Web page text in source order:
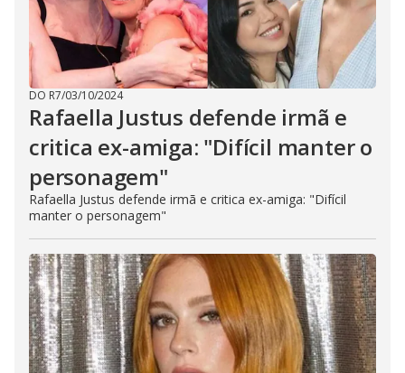
DO R7/03/10/2024
Rafaella Justus defende irmã e
critica ex-amiga: "Difícil manter o
personagem"
Rafaella Justus defende irmã e critica ex-amiga: "Difícil
manter o personagem"